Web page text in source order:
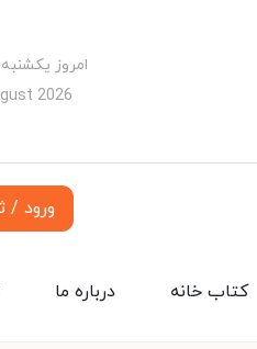
امروز یکشنبه 18 مرداد 1405
2026
ورود /
درباره ما کتاب خانه